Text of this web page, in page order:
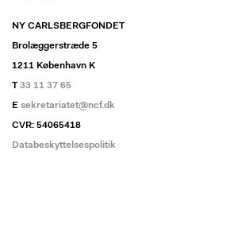
NY CARLSBERGFONDET
Brolæggerstræde 5
1211 København K
T33 11 37 65
E sekretariatet@ncf.dk
CVR: 54065418
Databeskyttelsespolitik